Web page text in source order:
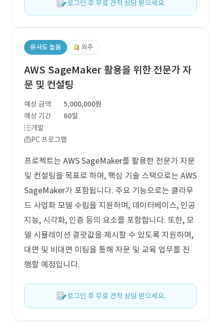
로그인 후 무료 견적 상담 받으세요.
유사도 높음 외주
AWS SageMaker 활용을 위한 전문가 자
문 및 컨설팅
예상 금액
5,000,000원
예상 기간
60일
개발
PC 프로그램
프로젝트는 AWS SageMaker를 활용한 전문가 자문
및 컨설팅을 목표로 하며, 핵심 기술 스택으로는 AWS
SageMaker가 포함됩니다. 주요 기능으로는 클라우
드 사업화 모델 수립을 지원하며, 데이터베이스, 인공
지능, 시각화, 인증 등의 요소를 포함합니다. 또한, 모
델 시뮬레이션 결괏값을 제시할 수 있도록 지원하며,
대면 및 비대면 미팅을 통해 자문 및 교육 업무를 진
행할 예정입니다.
로그인 후 무료 견적 상담 받으세요.